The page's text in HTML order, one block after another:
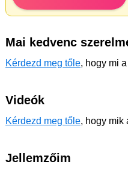
Mai kedvenc
Kérdezd meg tőle, hogy mi
Videók
Kérdezd meg tőle, hogy mik
Jellemzőim